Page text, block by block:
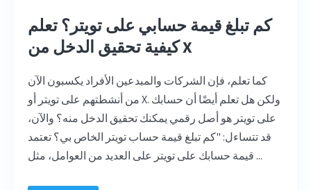
كم تبلغ قيمة حسابي على تويتر؟ تعلم
كيفية تحقيق الدخل من X
كما تعلم، فإن الشركات والمبدعين الأفراد يكسبون الآن
من أنشطتهم على تويتر أو X. ولكن هل تعلم أيضًا أن حسابك
على تويتر هو أصل رقمي يمكنك تحقيق الدخل منه؟ والآن،
قد تتساءل: "كم تبلغ قيمة حساب تويتر الخاص بي؟ تعتمد
قيمة حسابك على تويتر على العديد من العوامل، مثل ...